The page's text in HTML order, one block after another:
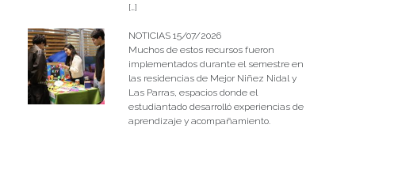
[…]
NOTICIAS 15/07/2026
Muchos de estos recursos fueron
implementados durante el semestre en
las residencias de Mejor Niñez Nidal y
Las Parras, espacios donde el
estudiantado desarrolló experiencias de
aprendizaje y acompañamiento.